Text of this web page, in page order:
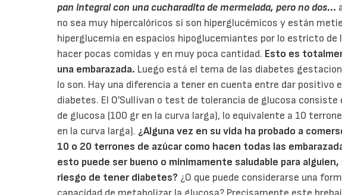
pan integral con una cucharadita de mermelada, pero no dos...
no sea muy hipercalóricos sí son hiperglucémicos y están
hiperglucemia en espacios hipoglucemiantes por lo estricto de
hacer pocas comidas y en muy poca cantidad. Esto es
una embarazada. Luego está el tema de las diabetes
lo son. Hay una diferencia a tener en cuenta entre dar positivo
diabetes. El O’Sullivan o test de tolerancia de glucosa consiste
de glucosa (100 gr en la curva larga), lo equivalente a 10
en la curva larga). ¿Alguna vez en su vida ha probado a
10 o 20 terrones de azúcar como hacen todas las
esto puede ser bueno o mínimamente saludable para
riesgo de tener diabetes? ¿O que puede considerarse una